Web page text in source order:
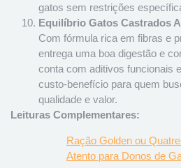
gatos sem restrições
Equilíbrio Gatos Castrados
Com fórmula rica em fibras e
entrega uma boa digestão e
conta com aditivos funcionais
custo-benefício para quem
qualidade e valor.
Leituras Complementares:
Ração Golden ou
Atento para Donos de